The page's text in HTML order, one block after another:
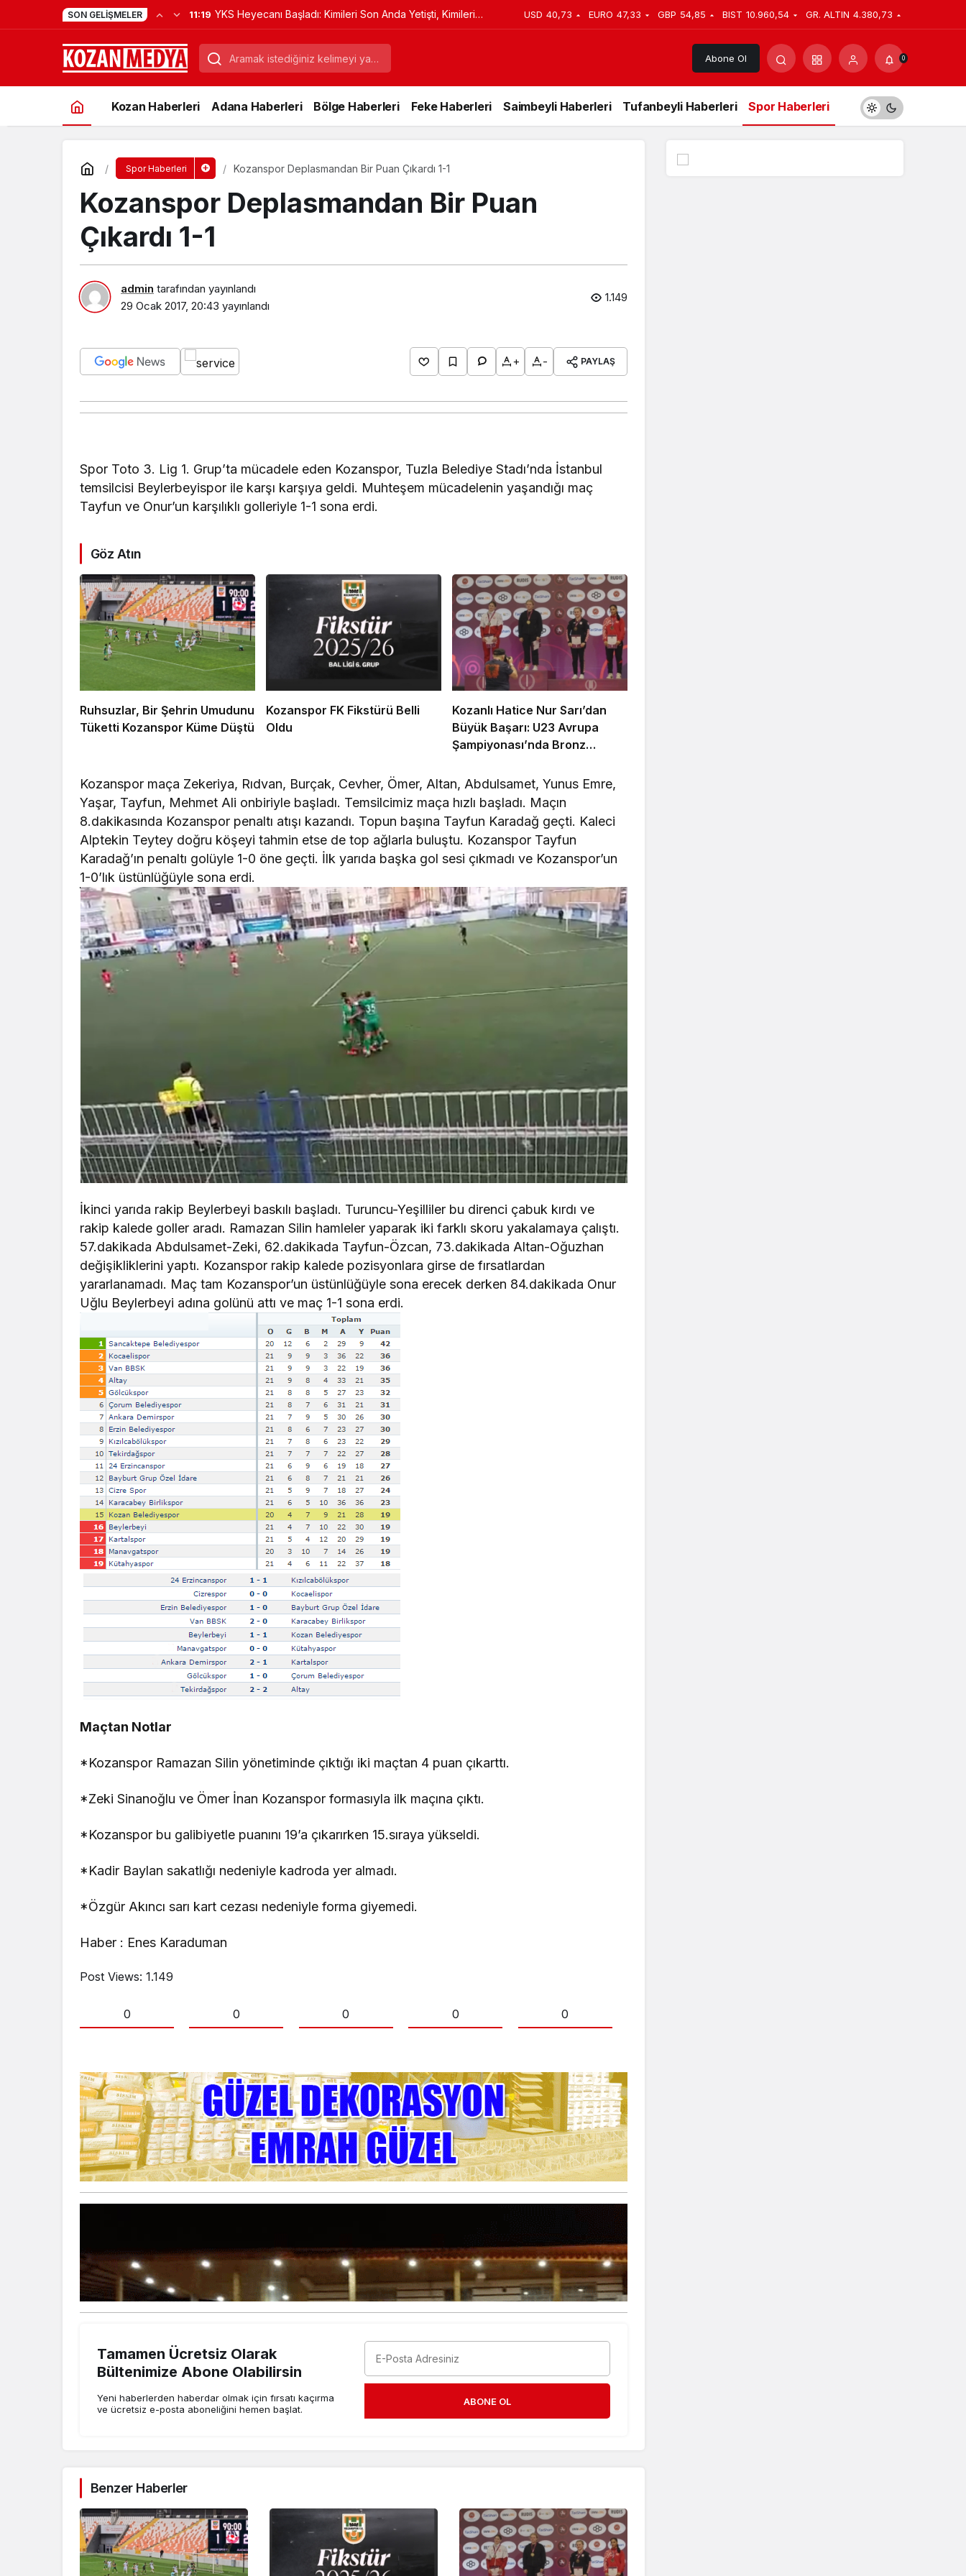
SON GELIŞMELER 11:19 YKS Heyecanı Başladı: Kimileri Son Anda Yetişti, Kimileri
Kapıda Kaldı
USD 40,73 EURO 47,33 GBP 54,85 BIST 10.960,54 GR. ALTIN 4.380,73
Abone Ol 0
Kozan Haberleri Adana Haberleri Bölge Haberleri Feke Haberleri Saimbeyli Haberleri Tufanbeyli Haberleri Spor Haberleri
Spor Haberleri Kozanspor Deplasmandan Bir Puan Çıkardı 1-1
Kozanspor Deplasmandan Bir Puan
Çıkardı 1-1
admin tarafından yayınlandı
29 Ocak 2017, 20:43 yayınlandı
1.149
+ - PAYLAŞ
Spor Toto 3. Lig 1. Grup’ta mücadele eden Kozanspor, Tuzla Belediye Stadı’nda İstanbul
temsilcisi Beylerbeyispor ile karşı karşıya geldi. Muhteşem mücadelenin yaşandığı maç
Tayfun ve Onur’un karşılıklı golleriyle 1-1 sona erdi.
Göz Atın
Ruhsuzlar, Bir Şehrin Umudunu
Tüketti Kozanspor Küme Düştü
Kozanspor FK Fikstürü Belli
Oldu
Kozanlı Hatice Nur Sarı’dan
Büyük Başarı: U23 Avrupa
Şampiyonası’nda Bronz
Kozanspor maça Zekeriya, Rıdvan, Burçak, Cevher, Ömer, Altan, Abdulsamet, Yunus Emre,
Yaşar, Tayfun, Mehmet Ali onbiriyle başladı. Temsilcimiz maça hızlı başladı. Maçın
8.dakikasında Kozanspor penaltı atışı kazandı. Topun başına Tayfun Karadağ geçti. Kaleci
Alptekin Teytey doğru köşeyi tahmin etse de top ağlarla buluştu. Kozanspor Tayfun
Karadağ’ın penaltı golüyle 1-0 öne geçti. İlk yarıda başka gol sesi çıkmadı ve Kozanspor’un
1-0’lık üstünlüğüyle sona erdi.
İkinci yarıda rakip Beylerbeyi baskılı başladı. Turuncu-Yeşilliler bu direnci çabuk kırdı ve
rakip kalede goller aradı. Ramazan Silin hamleler yaparak iki farklı skoru yakalamaya çalıştı.
57.dakikada Abdulsamet-Zeki, 62.dakikada Tayfun-Özcan, 73.dakikada Altan-Oğuzhan
değişikliklerini yaptı. Kozanspor rakip kalede pozisyonlara girse de fırsatlardan
yararlanamadı. Maç tam Kozanspor’un üstünlüğüyle sona erecek derken 84.dakikada Onur
Uğlu Beylerbeyi adına golünü attı ve maç 1-1 sona erdi.
Maçtan Notlar
*Kozanspor Ramazan Silin yönetiminde çıktığı iki maçtan 4 puan çıkarttı.
*Zeki Sinanoğlu ve Ömer İnan Kozanspor formasıyla ilk maçına çıktı.
*Kozanspor bu galibiyetle puanını 19’a çıkarırken 15.sıraya yükseldi.
*Kadir Baylan sakatlığı nedeniyle kadroda yer almadı.
*Özgür Akıncı sarı kart cezası nedeniyle forma giyemedi.
Haber : Enes Karaduman
Post Views: 1.149
0 0 0 0 0
Tamamen Ücretsiz Olarak
Bültenimize Abone Olabilirsin
Yeni haberlerden haberdar olmak için fırsatı kaçırma
ve ücretsiz e-posta aboneliğini hemen başlat.
ABONE OL
Benzer Haberler